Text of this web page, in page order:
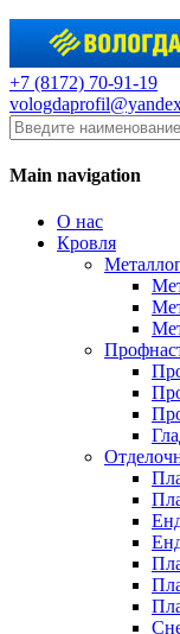
+7 (8172) 70-91-19
Main navigation
О нас
Кровля